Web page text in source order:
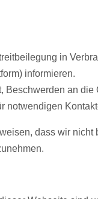
in
informieren.
Beschwerden an
notwendigen
dass wir